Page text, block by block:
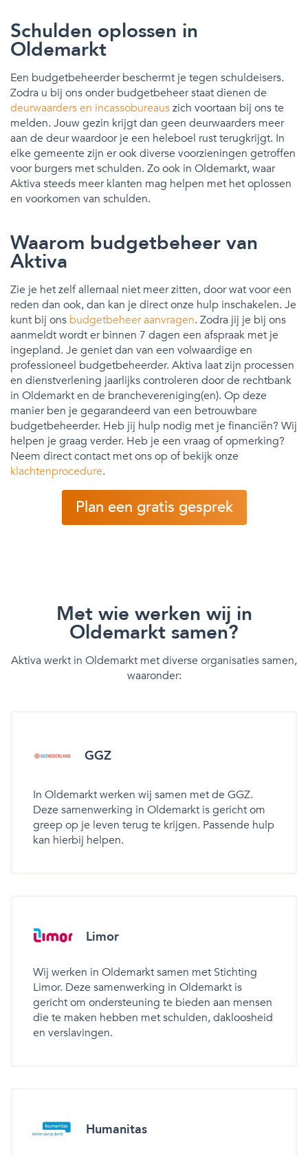
Schulden oplossen in
Oldemarkt
Een budgetbeheerder beschermt je tegen schuldeisers.
Zodra u bij ons onder budgetbeheer staat dienen de
deurwaarders en incassobureauszich voortaan bij ons te
melden. Jouw gezin krijgt dan geen deurwaarders meer
aan de deur waardoor je een heleboel rust terugkrijgt. In
elke gemeente zijn er ook diverse voorzieningen getroffen
voor burgers met schulden. Zo ook in Oldemarkt, waar
Aktiva steeds meer klanten mag helpen met het oplossen
en voorkomen van schulden.
Waarom budgetbeheer van
Aktiva
Zie je het zelf allemaal niet meer zitten, door wat voor een
reden dan ook, dan kan je direct onze hulp inschakelen. Je
kunt bij ons budgetbeheer aanvragen. Zodra jij je bij ons
aanmeldt wordt er binnen 7 dagen een afspraak met je
ingepland. Je geniet dan van een volwaardige en
professioneel budgetbeheerder. Aktiva laat zijn processen
en dienstverlening jaarlijks controleren door de rechtbank
in Oldemarkt en de branchevereniging(en). Op deze
manier ben je gegarandeerd van een betrouwbare
budgetbeheerder. Heb jij hulp nodig met je financiën? Wij
helpen je graag verder. Heb je een vraag of opmerking?
Neem direct contact met ons op of bekijk onze
klachtenprocedure.
Plan een gratis gesprek
Met wie werken wij in
Oldemarkt samen?
Aktiva werkt in Oldemarkt met diverse organisaties samen,
waaronder:
GGZ
In Oldemarkt werken wij samen met de GGZ.
Deze samenwerking in Oldemarkt is gericht om
greep op je leven terug te krijgen. Passende hulp
kan hierbij helpen.
Limor
Wij werken in Oldemarkt samen met Stichting
Limor. Deze samenwerking in Oldemarkt is
gericht om ondersteuning te bieden aan mensen
die te maken hebben met schulden, dakloosheid
en verslavingen.
Humanitas